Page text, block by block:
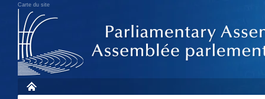
Carte du site